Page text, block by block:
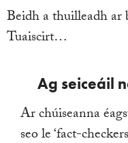
Beidh a thuilleadh
Tuaiscirt…
Ag seiceáil
Ar chúiseanna
seo le ‘fact-